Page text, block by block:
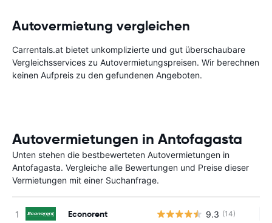
Autovermietung vergleichen
Carrentals.at bietet unkomplizierte und gut überschaubare
Vergleichsservices zu Autovermietungspreisen. Wir berechnen
keinen Aufpreis zu den gefundenen Angeboten.
Autovermietungen in Antofagasta
Unten stehen die bestbewerteten Autovermietungen in
Antofagasta. Vergleiche alle Bewertungen und Preise dieser
Vermietungen mit einer Suchanfrage.
Econorent 9.3 (14)